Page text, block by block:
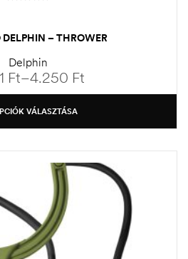
– THROWER
Delphin
Ft–4.250 Ft
VÁLASZTÁSA